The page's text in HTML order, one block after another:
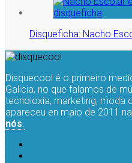
Disqueficha: Nacho
Disquecool é o primeiro
Galicia, no que falamos de
tecnoloxía, marketing, moda
apareceu en maio de 2011
nós